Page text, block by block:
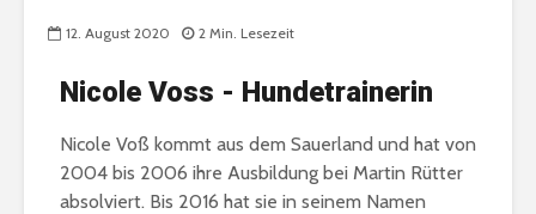
12. August 2020 2 Min. Lesezeit
Nicole Voss - Hundetrainerin
Nicole Voß kommt aus dem Sauerland und hat von
2004 bis 2006 ihre Ausbildung bei Martin Rütter
absolviert. Bis 2016 hat sie in seinem Namen